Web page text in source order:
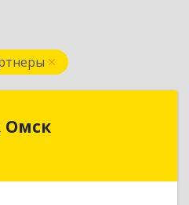
Омск
г, Гагарина ул, дом №